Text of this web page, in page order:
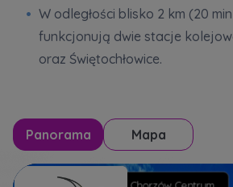
W odległości blisko 2 km (20
funkcjonują dwie stacje
oraz Świętochłowice.
Panorama Mapa